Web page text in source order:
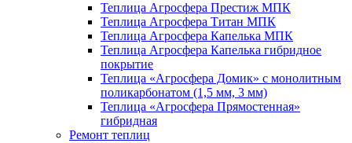
Теплица Агросфера Престиж МПК
Теплица Агросфера Титан МПК
Теплица Агросфера Капелька МПК
Теплица Агросфера Капелька гибридное
покрытие
Теплица «Агросфера Домик» с монолитным
поликарбонатом (1,5 мм, 3 мм)
Теплица «Агросфера Прямостенная»
гибридная
Ремонт теплиц